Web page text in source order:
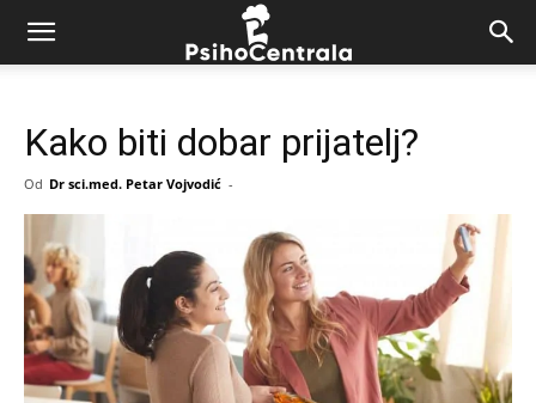
Kako biti dobar prijatelj?
Od Dr sci.med. Petar Vojvodić -